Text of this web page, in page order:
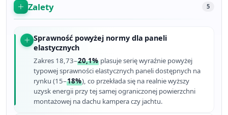
Zalety 5
Sprawność powyżej normy dla paneli
elastycznych
Zakres 18,73–20,1% plasuje serię wyraźnie powyżej
typowej sprawności elastycznych paneli dostępnych na
rynku (15–18%), co przekłada się na realnie wyższy
uzysk energii przy tej samej ograniczonej powierzchni
montażowej na dachu kampera czy jachtu.